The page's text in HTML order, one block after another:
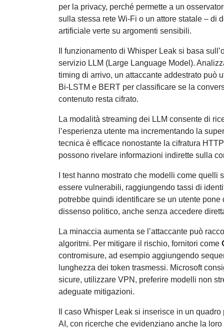
per la privacy, perché permette a un
sulla stessa rete Wi-Fi o un attore statale – di
artificiale verte su argomenti sensibili.
Il funzionamento di Whisper Leak si basa
servizio LLM (Large Language Model).
timing di arrivo, un attaccante addestrato può
Bi-LSTM e BERT per classificare se la
contenuto resta cifrato.
La modalità streaming dei LLM consente di
l’esperienza utente ma incrementando la
tecnica è efficace nonostante la cifratura
possono rivelare informazioni indirette sulla
I test hanno mostrato che modelli come quelli
essere vulnerabili, raggiungendo tassi di
potrebbe quindi identificare se un utente
dissenso politico, anche senza accedere
La minaccia aumenta se l’attaccante può
algoritmi. Per mitigare il rischio, fornitori come
contromisure, ad esempio aggiungendo
lunghezza dei token trasmessi. Microsoft
sicure, utilizzare VPN, preferire modelli non
adeguate mitigazioni.
Il caso Whisper Leak si inserisce in un
AI, con ricerche che evidenziano anche la